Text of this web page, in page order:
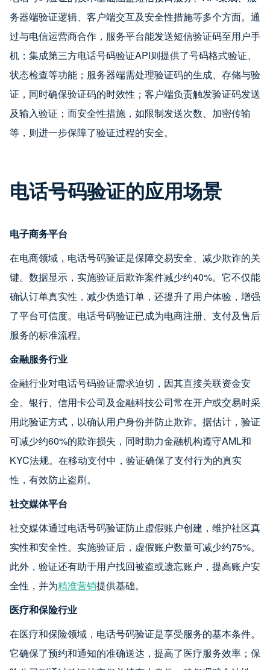
务器端验证逻辑、客户端交互及安全性措施等多个方面。通
过与电信运营商合作，服务平台能发送短信验证码至用户手
机；集成第三方电话号码验证API则提供了号码格式验证、
状态检查等功能；服务器端需处理验证码的生成、存储与验
证，同时确保验证码的时效性；客户端负责触发验证码发送
及输入验证；而安全性措施，如限制发送次数、加密传输
等，则进一步保障了验证过程的安全。
电话号码验证的应用场景
电子商务平台
在电商领域，电话号码验证是保障交易安全、减少欺诈的关
键。数据显示，实施验证后欺诈案件减少约40%。它不仅能
确认订单真实性，减少伪造订单，还提升了用户体验，增强
了平台可信度。电话号码验证已成为电商注册、支付及售后
服务的标准流程。
金融服务行业
金融行业对电话号码验证需求迫切，因其直接关联资金安
全。银行、信用卡公司及金融科技公司常在开户或交易时采
用此验证方式，以确认用户身份并防止欺诈。据估计，验证
可减少约60%的欺诈损失，同时助力金融机构遵守AML和
KYC法规。在移动支付中，验证确保了支付行为的真实
性，有效防止盗刷。
社交媒体平台
社交媒体通过电话号码验证防止虚假账户创建，维护社区真
实性和安全性。实施验证后，虚假账户数量可减少约75%。
此外，验证还有助于用户找回被盗或遗忘账户，提高账户安
全性，并为精准营销提供基础。
医疗和保险行业
在医疗和保险领域，电话号码验证是享受服务的基本条件。
它确保了预约和通知的准确送达，提高了医疗服务效率；保